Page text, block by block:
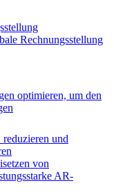
Rechnungsstellung
optimieren, um den
und
von
AR-